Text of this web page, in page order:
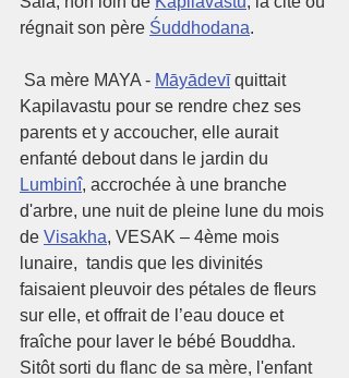
régnait son père Śuddhodana.
Sa mère MAYA - Māyādevī quittait
Kapilavastu pour se rendre chez ses
parents et y accoucher, elle aurait
enfanté debout dans le jardin du
Lumbinî, accrochée à une branche
d'arbre, une nuit de pleine lune du mois
de Visakha, VESAK – 4ème mois
lunaire,  tandis que les divinités
faisaient pleuvoir des pétales de fleurs
sur elle, et offrait de l’eau douce et
fraîche pour laver le bébé Bouddha.
Sitôt sorti du flanc de sa mère, l'enfant